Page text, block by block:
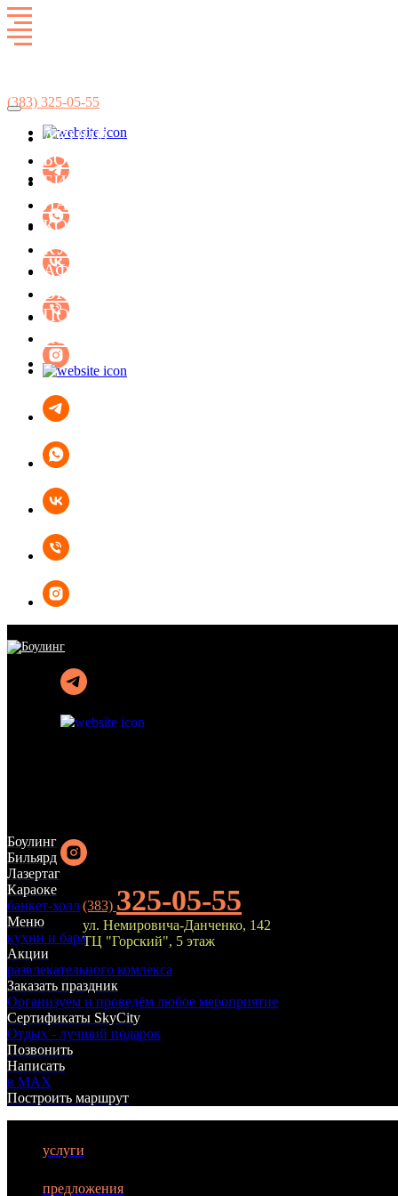
(383) 325-05-55
АКЦИИ
БОУЛИНГ
БИЛЬЯРД
ЛАЗЕРТАГ
КОНЦЕРТ-ХОЛЛ ФАСОЛЬ
КУХНЯ
АФИША МЕРОПРИЯТИЙ
ОРГАНИЗАЦИЯ ПРАЗДНИКОВ
ПОДАРОЧНЫЕ СЕРТИФИКАТЫ
КОНТАКТЫ
(383) 325-05-55
ул. Немировича-Данченко, 142
ТЦ "Горский", 5 этаж
БИЛЬЯРД
ЛАЗЕРТАГ
БОУЛИНГ
КАРАОКЕ
КУХНЯ
АФИША
БИЛЬЯРД
ЛАЗЕРТАГ
БОУЛИНГ
КУХНЯ
АФИША
АКЦИИ
ПОДАРОЧНЫЕ СЕРТИФИКАТЫ
Боулинг
Бильярд
Лазертаг
Караоке
банкет-холл
Меню
кухни и бара
Акции
развлекательного комлекса
Заказать праздник
Организуем и проведём любое мероприятие
Сертификаты SkyCity
Отдых - лучший подарок
Позвонить
Написать
в MAX
Построить маршрут
услуги
предложения